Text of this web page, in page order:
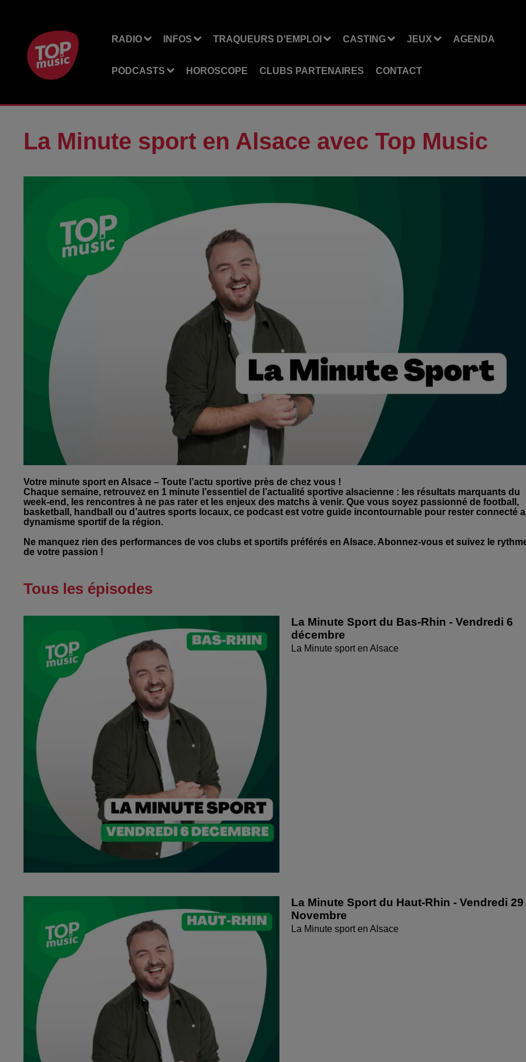
RADIO INFOS TRAQUEURS D'EMPLOI CASTING JEUX AGENDA
PODCASTS HOROSCOPE CLUBS PARTENAIRES CONTACT
La Minute sport en Alsace avec Top Music
Votre minute sport en Alsace – Toute l’actu sportive près de chez vous !
Chaque semaine, retrouvez en 1 minute l’essentiel de l’actualité sportive alsacienne : les résultats marquants du
week-end, les rencontres à ne pas rater et les enjeux des matchs à venir. Que vous soyez passionné de football,
basketball, handball ou d’autres sports locaux, ce podcast est votre guide incontournable pour rester connecté
dynamisme sportif de la région.
Ne manquez rien des performances de vos clubs et sportifs préférés en Alsace. Abonnez-vous et suivez le
de votre passion !
Tous les épisodes
La Minute Sport du Bas-Rhin - Vendredi 6
décembre
La Minute sport en Alsace
La Minute Sport du Haut-Rhin - Vendredi 29
Novembre
La Minute sport en Alsace